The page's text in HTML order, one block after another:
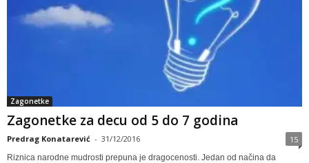
Zagonetke
Zagonetke za decu od 5 do 7 godina
Predrag Konatarević - 31/12/2016 15
Riznica narodne mudrosti prepuna je dragocenosti. Jedan od načina da